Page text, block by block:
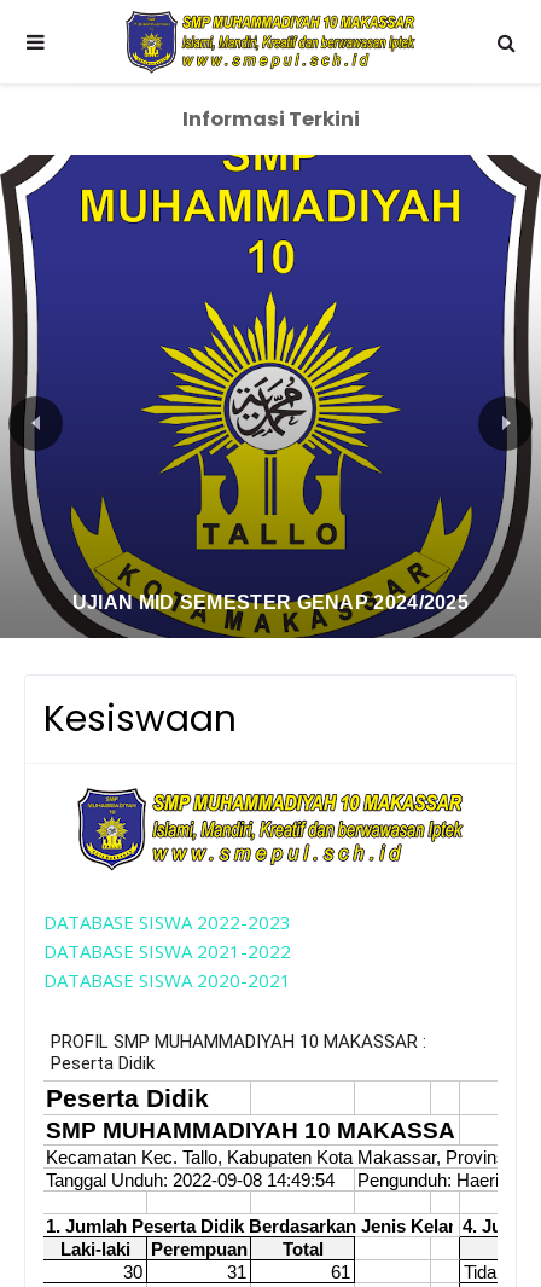
Informasi Terkini
UJIAN MID SEMESTER GENAP 2024/2025
Kesiswaan
DATABASE SISWA 2022-2023
DATABASE SISWA 2021-2022
DATABASE SISWA 2020-2021